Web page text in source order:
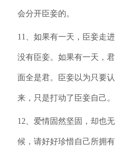
会分开臣妾的。
11、如果有一天，臣妾走
没有臣妾。如果有一天，
面全是君。臣妾以为只要
来，只是打动了臣妾自己。
12、爱情固然坚固，却也
候，请好好珍惜自己所拥